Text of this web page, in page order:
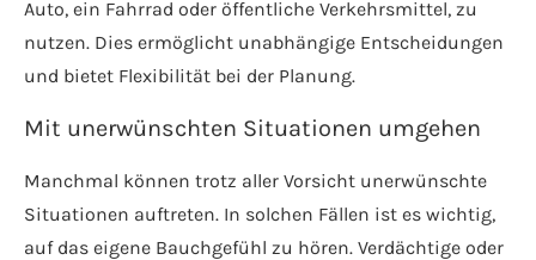
Auto, ein Fahrrad oder öffentliche Verkehrsmittel, zu
nutzen. Dies ermöglicht unabhängige Entscheidungen
und bietet Flexibilität bei der Planung.
Mit unerwünschten Situationen umgehen
Manchmal können trotz aller Vorsicht unerwünschte
Situationen auftreten. In solchen Fällen ist es wichtig,
auf das eigene Bauchgefühl zu hören. Verdächtige oder